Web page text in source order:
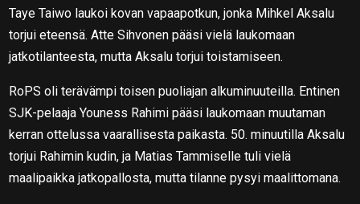
Taye Taiwo laukoi kovan vapaapotkun, jonka Mihkel Aksalu
torjui eteensä. Atte Sihvonen pääsi vielä laukomaan
jatkotilanteesta, mutta Aksalu torjui toistamiseen.
RoPS oli terävämpi toisen puoliajan alkuminuuteilla. Entinen
SJK-pelaaja Youness Rahimi pääsi laukomaan muutaman
kerran ottelussa vaarallisesta paikasta. 50. minuutilla Aksalu
torjui Rahimin kudin, ja Matias Tammiselle tuli vielä
maalipaikka jatkopallosta, mutta tilanne pysyi maalittomana.